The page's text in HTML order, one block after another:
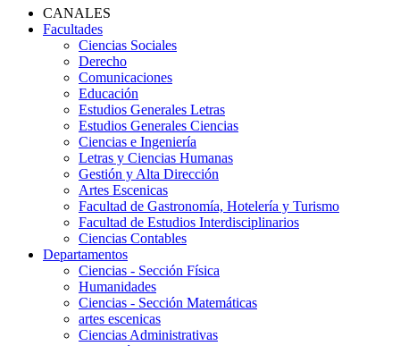
CANALES
Facultades
Ciencias Sociales
Derecho
Comunicaciones
Educación
Estudios Generales Letras
Estudios Generales Ciencias
Ciencias e Ingeniería
Letras y Ciencias Humanas
Gestión y Alta Dirección
Artes Escenicas
Facultad de Gastronomía, Hotelería y Turismo
Facultad de Estudios Interdisciplinarios
Ciencias Contables
Departamentos
Ciencias - Sección Física
Humanidades
Ciencias - Sección Matemáticas
artes escenicas
Ciencias Administrativas